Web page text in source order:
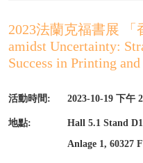
2023法蘭克福書展
amidst Uncertainty:
Success in Printing
活動時間: 2023-10-19 下午
地點:
Hall 5.1 Stand
Anlage 1, 60327